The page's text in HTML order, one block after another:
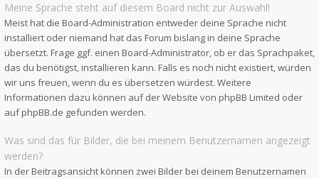
Meine Sprache steht auf diesem Board nicht zur Auswahl!
Meist hat die Board-Administration entweder deine Sprache nicht
installiert oder niemand hat das Forum bislang in deine Sprache
übersetzt. Frage ggf. einen Board-Administrator, ob er das Sprachpaket,
das du benötigst, installieren kann. Falls es noch nicht existiert, würden
wir uns freuen, wenn du es übersetzen würdest. Weitere
Informationen dazu können auf der Website von phpBB Limited oder
aufphpBB.de gefunden werden.
Was sind das für Bilder, die bei meinem Benutzernamen angezeigt
werden?
In der Beitragsansicht können zwei Bilder bei deinem Benutzernamen